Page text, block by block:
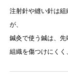
注射針や縫い針は
が、
鍼灸で使う鍼は、先
組織を傷つけにくく